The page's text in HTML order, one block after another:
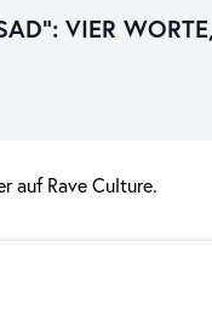
VIER
auf Rave Culture.